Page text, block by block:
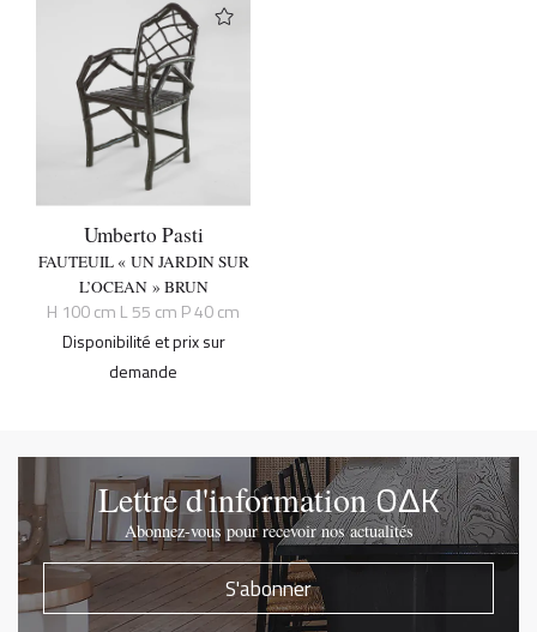
Umberto Pasti
FAUTEUIL « UN JARDIN SUR
L’OCEAN » BRUN
H 100 cm L 55 cm P 40 cm
Disponibilité et prix sur
demande
Lettre d'informationOΔK
Abonnez-vous pour recevoir nos actualités
S'abonner